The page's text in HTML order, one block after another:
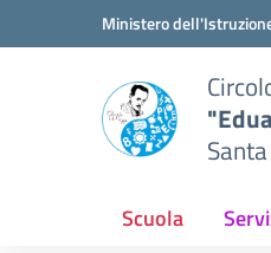
Vai ai contenuti
Vai al menu di navigazione
Ministero
Scuola